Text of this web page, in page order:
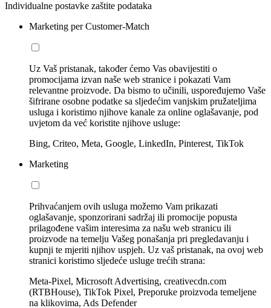
Individualne postavke zaštite podataka
Marketing per Customer-Match
Uz Vaš pristanak, također ćemo Vas obavijestiti o
promocijama izvan naše web stranice i pokazati Vam
relevantne proizvode. Da bismo to učinili, uspoređujemo Vaše
šifrirane osobne podatke sa sljedećim vanjskim pružateljima
usluga i koristimo njihove kanale za online oglašavanje, pod
uvjetom da već koristite njihove usluge:
Bing, Criteo, Meta, Google, LinkedIn, Pinterest, TikTok
Marketing
Prihvaćanjem ovih usluga možemo Vam prikazati
oglašavanje, sponzorirani sadržaj ili promocije popusta
prilagođene vašim interesima za našu web stranicu ili
proizvode na temelju Vašeg ponašanja pri pregledavanju i
kupnji te mjeriti njihov uspjeh. Uz vaš pristanak, na ovoj web
stranici koristimo sljedeće usluge trećih strana:
Meta-Pixel, Microsoft Advertising, creativecdn.com
(RTBHouse), TikTok Pixel, Preporuke proizvoda temeljene
na klikovima, Ads Defender